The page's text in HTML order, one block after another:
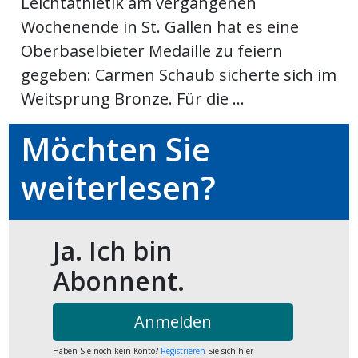
Fussball
Wochenende in St. Gallen hat es eine
Oberbaselbieter Medaille zu feiern
gegeben: Carmen Schaub sicherte sich im
Weitsprung Bronze. Für die ...
Möchten Sie
weiterlesen?
Ja. Ich bin
Abonnent.
Anmelden
Haben Sie noch kein Konto? Registrieren Sie sich hier